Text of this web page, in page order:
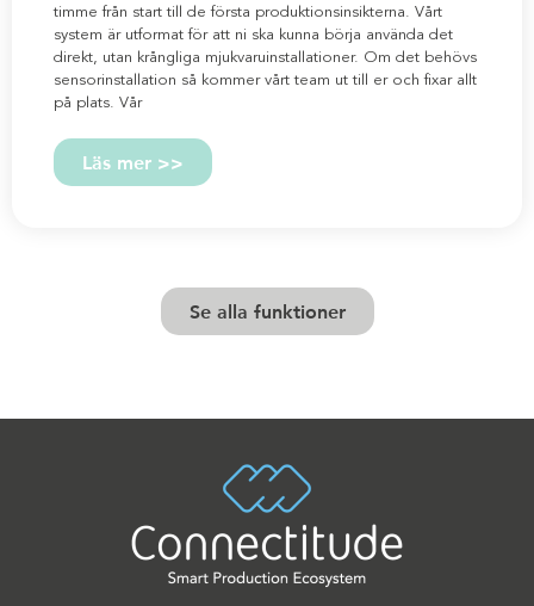
timme från start till de första produktionsinsikterna. Vårt
system är utformat för att ni ska kunna börja använda det
direkt, utan krångliga mjukvaruinstallationer. Om det behövs
sensorinstallation så kommer vårt team ut till er och fixar allt
på plats. Vår
Läs mer >>
Se alla funktioner